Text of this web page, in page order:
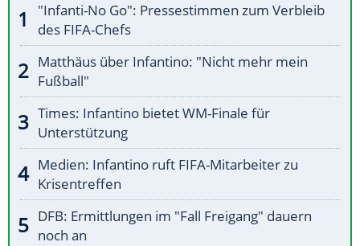
"Infanti-No Go": Pressestimmen zum Verbleib
des FIFA-Chefs
Matthäus über Infantino: "Nicht mehr mein
Fußball"
Times: Infantino bietet WM-Finale für
Unterstützung
Medien: Infantino ruft FIFA-Mitarbeiter zu
Krisentreffen
DFB: Ermittlungen im "Fall Freigang" dauern
noch an